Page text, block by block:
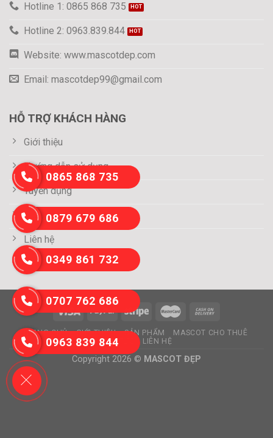
Hotline 1: 0865 868 735
Hotline 2: 0963.839.844
Website: www.mascotdep.com
Email: mascotdep99@gmail.com
HỖ TRỢ KHÁCH HÀNG
Giới thiệu
Hướng dẫn sử dụng
Tuyển dụng
Thông tin thanh toán
Liên hệ
TRANG CHỦ GIỚI THIỆU SẢN PHẨM
MASCOT CHO THUÊ
TIN TỨC
LIÊN HỆ
Copyright 2026 © MASCOT ĐẸP
0865 868 735
0879 679 686
0349 861 732
0707 762 686
0963 839 844